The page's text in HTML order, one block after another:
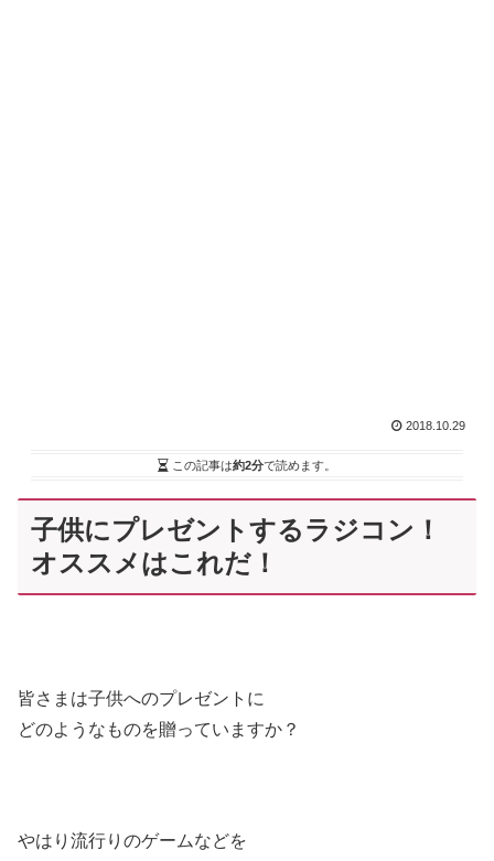
2018.10.29
この記事は約2分で読めます。
子供にプレゼントするラジコン！
オススメはこれだ！
皆さまは子供へのプレゼントに
どのようなものを贈っていますか？
やはり流行りのゲームなどを